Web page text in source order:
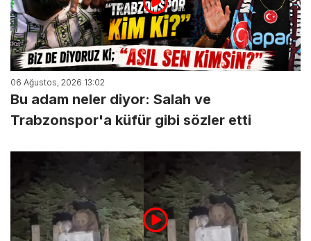
06 Ağustos, 2026 13:02
Bu adam neler diyor: Salah ve
Trabzonspor'a küfür gibi sözler etti